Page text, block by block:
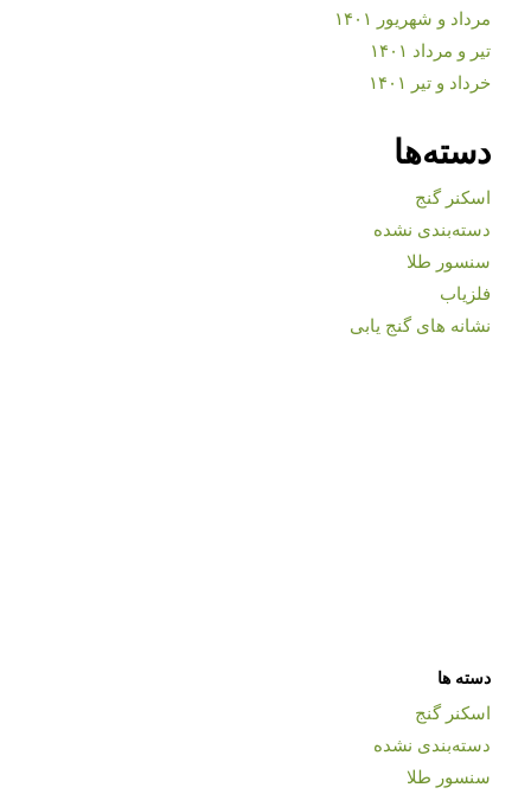
مرداد و شهریور ۱۴۰۱
تیر و مرداد ۱۴۰۱
خرداد و تیر ۱۴۰۱
دسته‌ها
اسکنر گنج
دسته‌بندی نشده
سنسور طلا
فلزیاب
نشانه های گنج یابی
دسته ها
اسکنر گنج
دسته‌بندی نشده
سنسور طلا